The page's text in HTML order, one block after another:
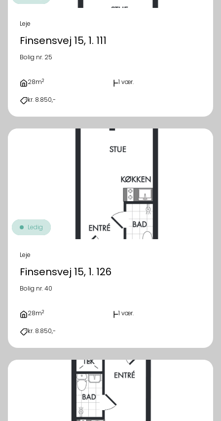
Leje
Finsensvej 15, 1. 111
Bolig nr. 25
28m2 1 vær.
kr. 8.850,-
Ledig
Leje
Finsensvej 15, 1. 126
Bolig nr. 40
28m2 1 vær.
kr. 8.850,-